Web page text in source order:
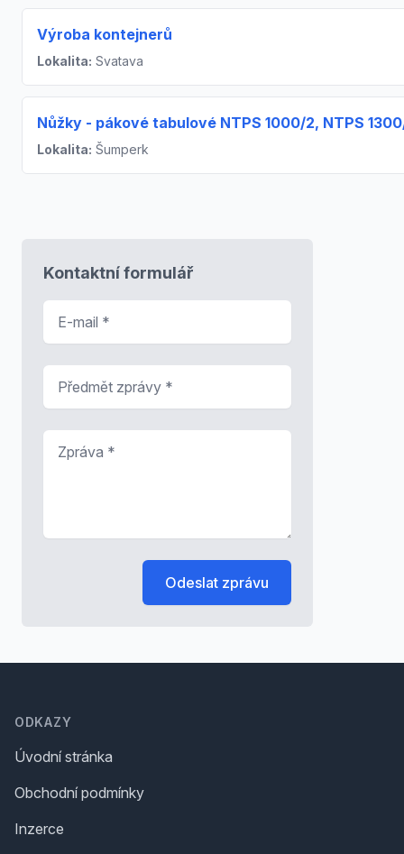
Výroba kontejnerů
Lokalita: Svatava
Nůžky - pákové tabulové NTPS 1000/2, NTPS
Lokalita: Šumperk
Kontaktní formulář
Odeslat zprávu
ODKAZY
Úvodní stránka
Obchodní podmínky
Inzerce